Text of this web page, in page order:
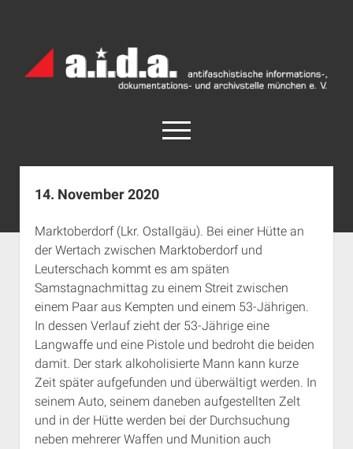
Archiv
München
open
menu
facebook
rss info@aida-archiv.de
Aktuelles
Termine
open
dropdown
menu
Antifaschistische Termine im Süden
Antifaschistische Termine in München
Rechte Termine im Süden
Rechte Termine München
Chronologie
Das Archiv
open
dropdown
menu
a.i.d.a. e. V. unterstützen
Über a.i.d.a.
RSS-Feeds, Twitter & Facebook
Bibliothek
Kontakt & PGP-Key
Impressum
14. November 2020
Marktoberdorf (Lkr. Ostallgäu). Bei einer Hütte an
der Wertach zwischen Marktoberdorf und
Leuterschach kommt es am späten
Samstagnachmittag zu einem Streit zwischen
einem Paar aus Kempten und einem 53-Jährigen.
In dessen Verlauf zieht der 53-Jährige eine
Langwaffe und eine Pistole und bedroht die beiden
damit. Der stark alkoholisierte Mann kann kurze
Zeit später aufgefunden und überwältigt werden. In
seinem Auto, seinem daneben aufgestellten Zelt
und in der Hütte werden bei der Durchsuchung
neben mehrerer Waffen und Munition auch